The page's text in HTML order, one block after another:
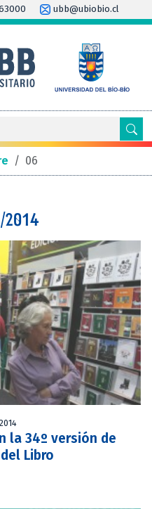
ubb@ubiobio.cl
/ 06
2014
la 34º versión de
Libro